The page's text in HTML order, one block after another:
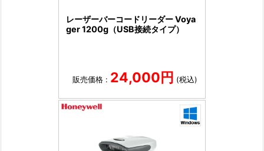
レーザーバーコードリーダー Voya
ger 1200g（USB接続タイプ）
販売価格 : 24,000円 (税込)